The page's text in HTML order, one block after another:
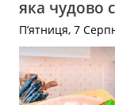
яка чудово
П’ятниця, 7